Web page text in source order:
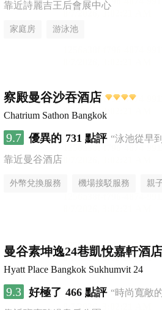
靠近詩麗吉王后會展中心
家庭房 游泳池
察殿曼谷沙吞酒店
Chatrium Sathon Bangkok
9.7 優異的 731 點評 “泳池從早
靠近曼谷酒店
外幣兌換服務 機場接駁服務 親
曼谷素坤逸24巷凱悅嘉軒酒店
Hyatt Place Bangkok Sukhumvit 24
9.3 好極了 466 點評 “時尚寬敞